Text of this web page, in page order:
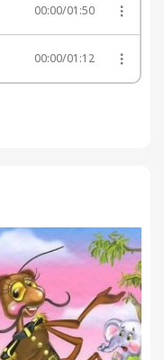
00:00/01:50
00:00/01:12